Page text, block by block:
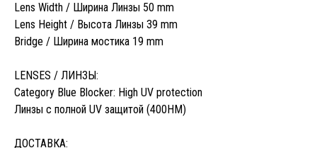
Lens Width / Ширина Линзы 50 mm
Lens Height / Высота Линзы 39 mm
Bridge / Ширина мостика 19 mm
LENSES / ЛИНЗЫ:
Category Blue Blocker: High UV protection
Линзы с полной UV защитой (400HM)
ДОСТАВКА: